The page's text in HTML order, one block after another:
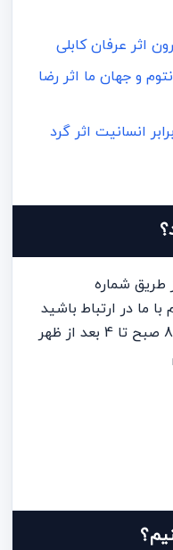
اثر عرفان کابلی
و جهان ما اثر رضا
انسانیت اثر گرد
طریق شماره
با ما در ارتباط باشید
ضمنا برای تماس تلفنی از ساعت 8 صبح تا 4 بعد از ظهر